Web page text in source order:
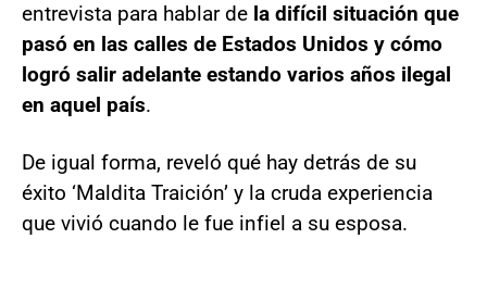
entrevista para hablar de la difícil situación que
pasó en las calles de Estados Unidos y cómo
logró salir adelante estando varios años ilegal
en aquel país.
De igual forma, reveló qué hay detrás de su
éxito ‘Maldita Traición’ y la cruda experiencia
que vivió cuando le fue infiel a su esposa.